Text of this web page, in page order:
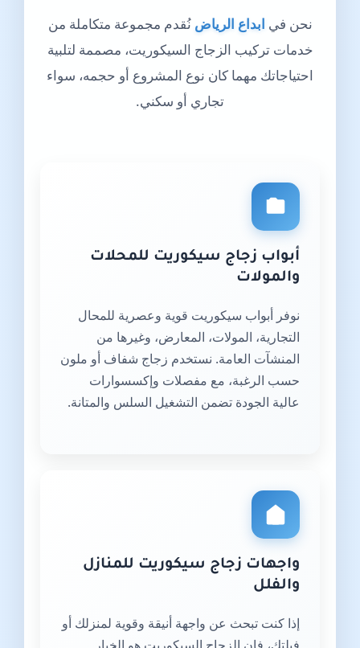
نحن في ابداع الرياض نُقدم مجموعة متكاملة من
خدمات تركيب الزجاج السيكوريت، مصممة لتلبية
احتياجاتك مهما كان نوع المشروع أو حجمه، سواء
تجاري أو سكني.
أبواب زجاج سيكوريت للمحلات
والمولات
نوفر أبواب سيكوريت قوية وعصرية للمحال
التجارية، المولات، المعارض، وغيرها من
المنشآت العامة. نستخدم زجاج شفاف أو ملون
حسب الرغبة، مع مفصلات وإكسسوارات
عالية الجودة تضمن التشغيل السلس والمتانة.
واجهات زجاج سيكوريت للمنازل
والفلل
إذا كنت تبحث عن واجهة أنيقة وقوية لمنزلك أو